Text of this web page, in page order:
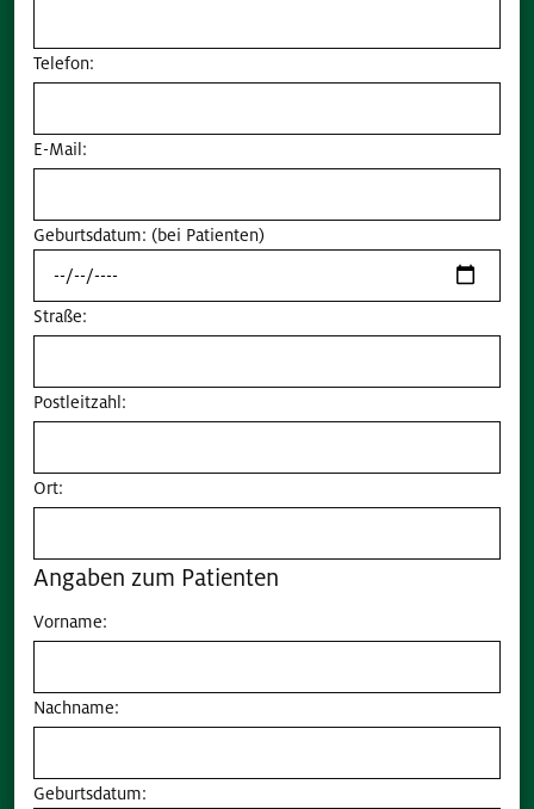
Telefon:
E-Mail:
Geburtsdatum: (bei Patienten)
Straße:
Postleitzahl:
Ort:
Angaben zum Patienten
Vorname:
Nachname:
Geburtsdatum: